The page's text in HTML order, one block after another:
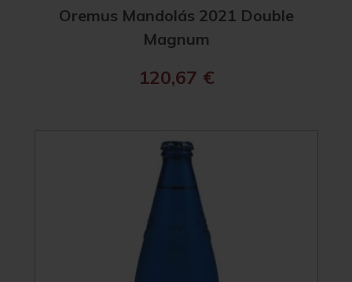
Oremus Mandolás 2021 Double
Magnum
120,67 €